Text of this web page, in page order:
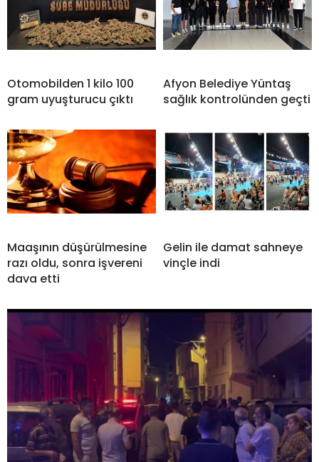
Otomobilden 1 kilo 100
gram uyuşturucu çıktı
Afyon Belediye Yüntaş
sağlık kontrolünden geçti
Maaşının düşürülmesine
razı oldu, sonra işvereni
dava etti
Gelin ile damat sahneye
vinçle indi